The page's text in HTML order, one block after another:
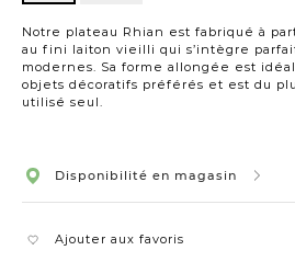
Notre plateau Rhian est fabriqué à
au fini laiton vieilli qui s’intègre
modernes. Sa forme allongée est
objets décoratifs préférés et est du
utilisé seul.
Disponibilité en magasin
Ajouter aux favoris